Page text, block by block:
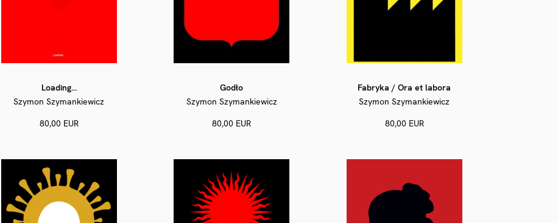
Loading...
Szymon Szymankiewicz
80,00 EUR
Godło
Szymon Szymankiewicz
80,00 EUR
Fabryka / Ora et labora
Szymon Szymankiewicz
80,00 EUR